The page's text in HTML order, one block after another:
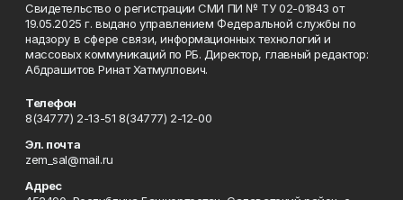
Свидетельство о регистрации СМИ ПИ № ТУ 02-01843 от
19.05.2025 г. выдано управлением Федеральной службы по
надзору в сфере связи, информационных технологий и
массовых коммуникаций по РБ. Директор, главный редактор:
Абдрашитов Ринат Хатмуллович.
Телефон
8(34777) 2-13-51 8(34777) 2-12-00
Эл. почта
zem_sal@mail.ru
Адрес